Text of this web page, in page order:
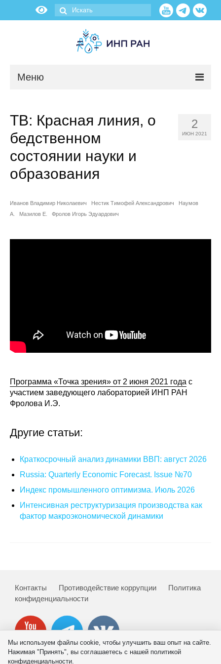
Меню
Научные подразделения
Научная жизнь
Проблемы прогнозирования
О журнале
Номера журналов
Редакционная этика
Информация для авторов
Общие требования
Выпуски
Редакционная этика
Информация для авторов
2
ИЮН 2021
ТВ: Красная линия, о
бедственном
состоянии науки и
образования
Иванов Владимир Николаевич Нестик Тимофей Александрович
Наумов
А.
Мазилов Е. Фролов Игорь Эдуардович
Программа «Точка зрения» от 2 июня 2021 года с
участием заведующего лабораторией ИНП РАН
Фролова И.Э.
Другие статьи:
Краткосрочный анализ динамики ВВП: август 2026
Russia: Quarterly Economic Forecast. Issue №70
Индекс промышленного оптимизма. Июль 2026
Интенсивная реструктуризация производства как
фактор макроэкономической динамики
Контакты Противодействие коррупции
Политика
конфиденциальности
Мы используем файлы cookie, чтобы улучшить ваш опыт на сайте.
Нажимая "Принять", вы соглашаетесь с нашей политикой
конфиденциальности.